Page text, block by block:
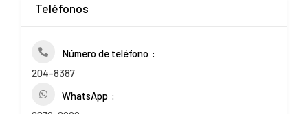
Teléfonos
Número de teléfono
204-8387
WhatsApp